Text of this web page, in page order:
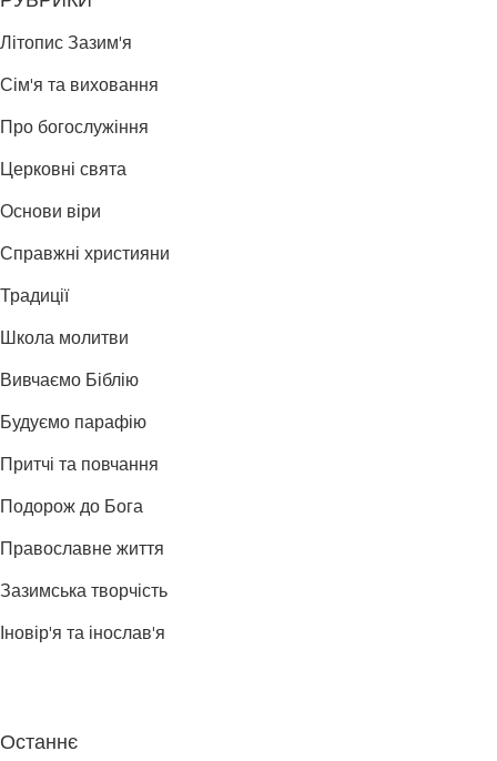
Літопис Зазим'я
Сім'я та виховання
Про богослужіння
Церковні свята
Основи віри
Справжні християни
Традиції
Школа молитви
Вивчаємо Біблію
Будуємо парафію
Притчі та повчання
Подорож до Бога
Православне життя
Зазимська творчість
Іновір'я та інослав'я
Останнє